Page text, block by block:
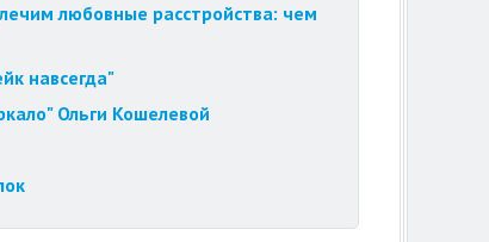
любовные расстройства: чем
навсегда"
Ольги Кошелевой